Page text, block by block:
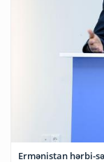
Ermənistan hərbi-